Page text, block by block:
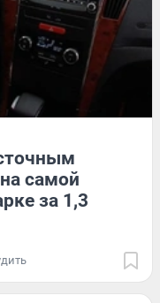
самой
за 1,3